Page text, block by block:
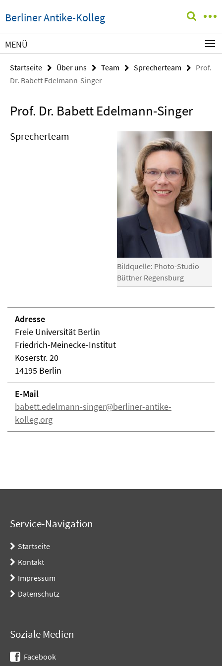
direkt
zu
Inhalt
Berliner Antike-Kolleg
Service-
MENÜ
Startseite Über uns Team Sprecherteam
Prof.
Dr. Babett Edelmann-Singer
Prof. Dr. Babett Edelmann-Singer
Bildquelle: Photo-Studio
Büttner Regensburg
Sprecherteam
Adresse
Freie Universität Berlin
Friedrich-Meinecke-Institut
Koserstr. 20
14195 Berlin
E-Mail
babett.edelmann-singer@berliner-antike-
kolleg.org
Service-Navigation
Startseite
Kontakt
Impressum
Datenschutz
Soziale Medien
Facebook